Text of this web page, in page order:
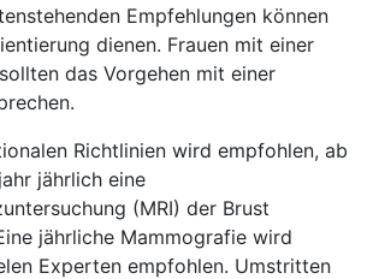
Empfehlungen können
dienen. Frauen mit einer
das Vorgehen mit einer
Richtlinien wird empfohlen, ab
jährlich eine
(MRI) der Brust
jährliche Mammografie wird
Experten empfohlen. Umstritten